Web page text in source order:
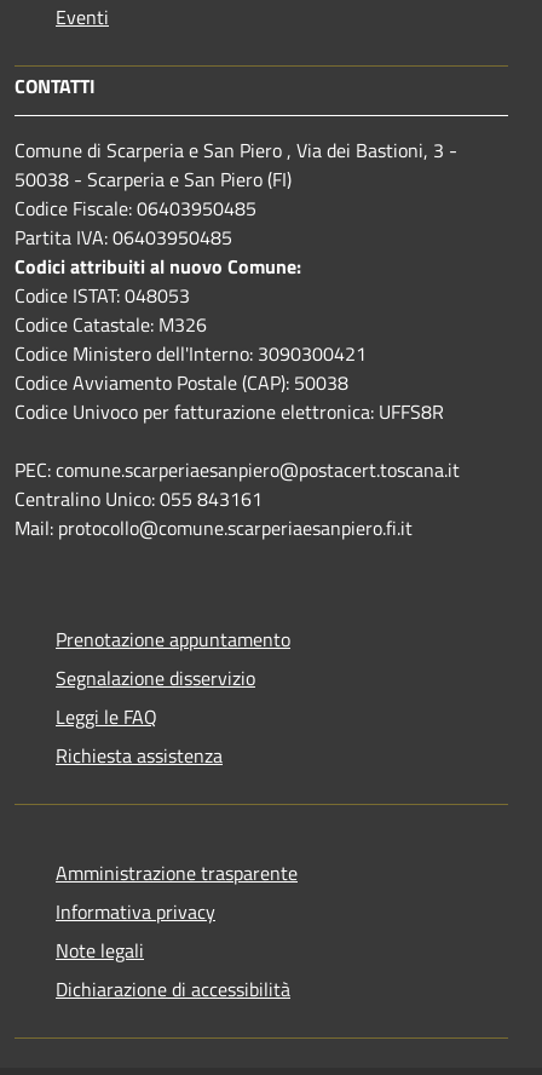
Eventi
CONTATTI
Comune di Scarperia e San Piero , Via dei Bastioni, 3 -
50038 - Scarperia e San Piero (FI)
Codice Fiscale: 06403950485
Partita IVA: 06403950485
Codici attribuiti al nuovo Comune:
Codice ISTAT: 048053
Codice Catastale: M326
Codice Ministero dell'Interno: 3090300421
Codice Avviamento Postale (CAP): 50038
Codice Univoco per fatturazione elettronica: UFFS8R
PEC: comune.scarperiaesanpiero@postacert.toscana.it
Centralino Unico: 055 843161
Mail: protocollo@comune.scarperiaesanpiero.fi.it
Prenotazione appuntamento
Segnalazione disservizio
Leggi le FAQ
Richiesta assistenza
Amministrazione trasparente
Informativa privacy
Note legali
Dichiarazione di accessibilità